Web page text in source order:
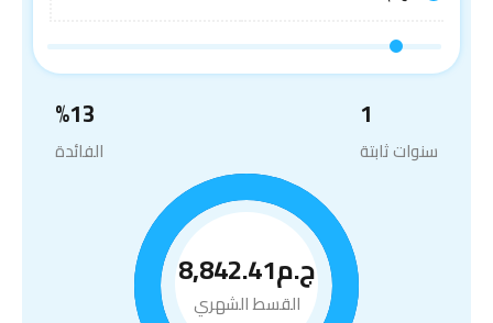
1
سنوات ثابتة
13
%
الفائدة
ج.م8,842.41
القسط الشهري